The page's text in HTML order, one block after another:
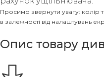
Просимо звернути увагу: колір
в залежності від налаштувань
Опис товару